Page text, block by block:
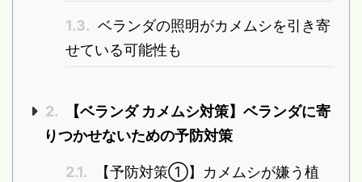
1.3. ベランダの照明がカメムシを引き寄
せている可能性も
2.
【ベランダ カメムシ対策】ベランダに寄
りつかせないための予防対策
2.1.
【予防対策①】カメムシが嫌う植